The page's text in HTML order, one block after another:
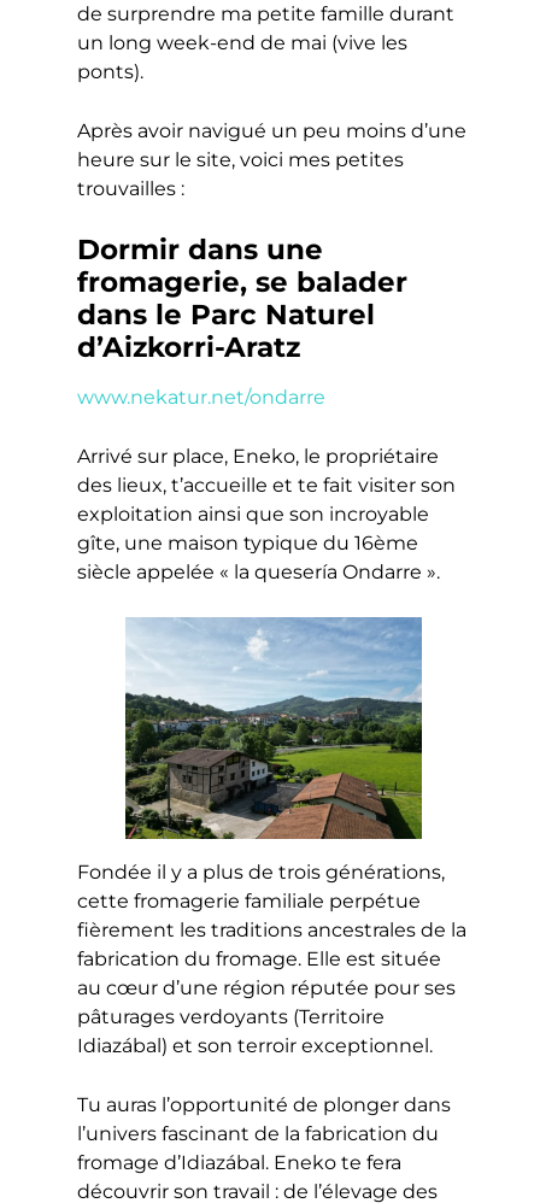
de surprendre ma petite famille durant
un long week-end de mai (vive les
ponts).
Après avoir navigué un peu moins d’une
heure sur le site, voici mes petites
trouvailles :
Dormir dans une
fromagerie, se balader
dans le Parc Naturel
d’Aizkorri-Aratz
www.nekatur.net/ondarre
Arrivé sur place, Eneko, le propriétaire
des lieux, t’accueille et te fait visiter son
exploitation ainsi que son incroyable
gîte, une maison typique du 16ème
siècle appelée « la quesería Ondarre ».
Fondée il y a plus de trois générations,
cette fromagerie familiale perpétue
fièrement les traditions ancestrales de la
fabrication du fromage. Elle est située
au cœur d’une région réputée pour ses
pâturages verdoyants (Territoire
Idiazábal) et son terroir exceptionnel.
Tu auras l’opportunité de plonger dans
l’univers fascinant de la fabrication du
fromage d’Idiazábal. Eneko te fera
découvrir son travail : de l’élevage des